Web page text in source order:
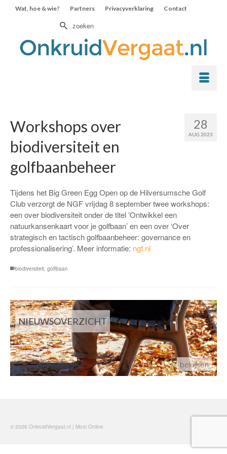
Wat, hoe & wie? Partners Privacyverklaring Contact
Zoek
28
AUG 2023
Workshops over
biodiversiteit en
golfbaanbeheer
Tijdens het Big Green Egg Open op de Hilversumsche Golf
Club verzorgt de NGF vrijdag 8 september twee workshops:
een over biodiversiteit onder de titel ‘Ontwikkel een
natuurkansenkaart voor je golfbaan’ en een over ‘Over
strategisch en tactisch golfbaanbeheer: governance en
professionalisering’. Meer informatie: ngf.nl
biodiversiteit, golfbaan
NIEUWSOVERZICHT
bekijken
© 2026 OnkruidVergaat.nl | Mooi Online